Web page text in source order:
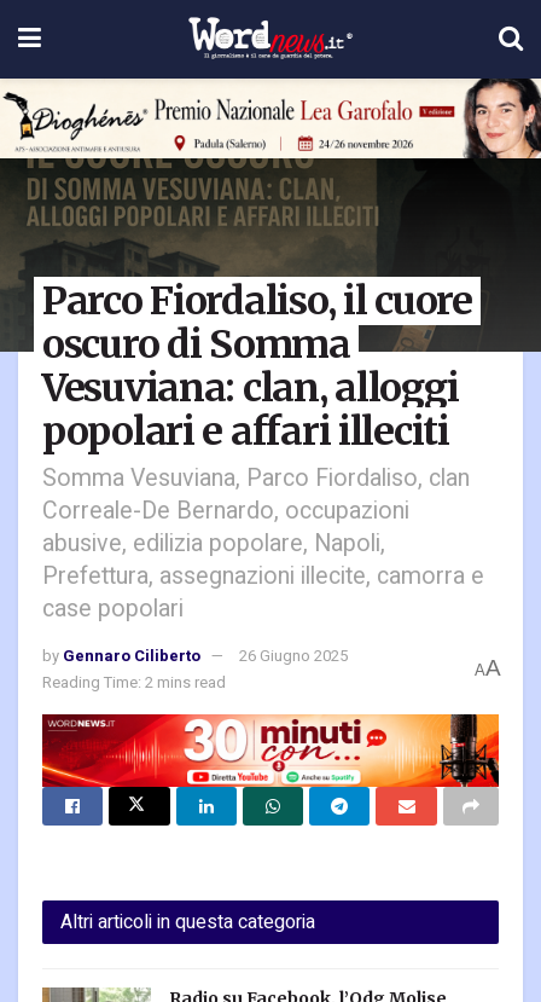
Parco Fiordaliso, il cuore
oscuro di Somma
Vesuviana: clan, alloggi
popolari e affari illeciti
Somma Vesuviana, Parco Fiordaliso, clan
Correale-De Bernardo, occupazioni
abusive, edilizia popolare, Napoli,
Prefettura, assegnazioni illecite, camorra e
case popolari
by Gennaro Ciliberto
26 Giugno 2025
Reading Time: 2 mins read
AA
Altri articoli in questa categoria